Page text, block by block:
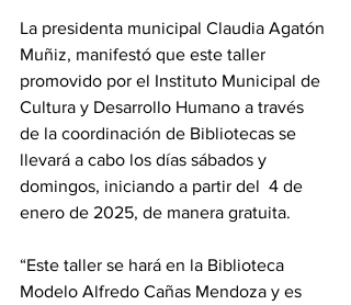
La presidenta municipal Claudia Agatón
Muñiz, manifestó que este taller
promovido por el Instituto Municipal de
Cultura y Desarrollo Humano a través
de la coordinación de Bibliotecas se
llevará a cabo los días sábados y
domingos, iniciando a partir del  4 de
enero de 2025, de manera gratuita.
“Este taller se hará en la Biblioteca
Modelo Alfredo Cañas Mendoza y es